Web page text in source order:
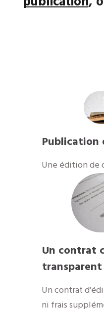
​Une édition
Un contrat
transparent
Un contrat
ni frais